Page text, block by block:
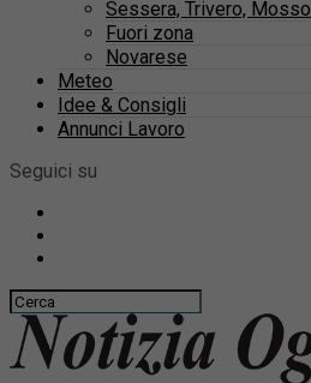
Sessera, Trivero, Mosso
Fuori zona
Novarese
Meteo
Idee & Consigli
Annunci Lavoro
Seguici su